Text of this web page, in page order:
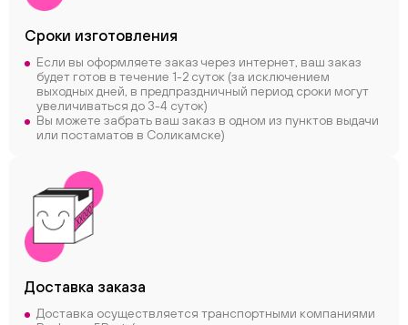
Сроки изготовления
Если вы оформляете заказ через интернет, ваш заказ
будет готов в течение 1-2 суток (за исключением
выходных дней, в предпраздничный период сроки могут
увеличиваться до 3-4 суток)
Вы можете забрать ваш заказ в одном из пунктов выдачи
или постаматов в Соликамске)
Доставка заказа
Доставка осуществляется транспортными компаниями